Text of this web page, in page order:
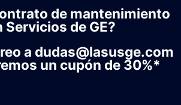
de mantenimiento
Servicios de GE?
a dudas@lasusge.com
un cupón de 30%*